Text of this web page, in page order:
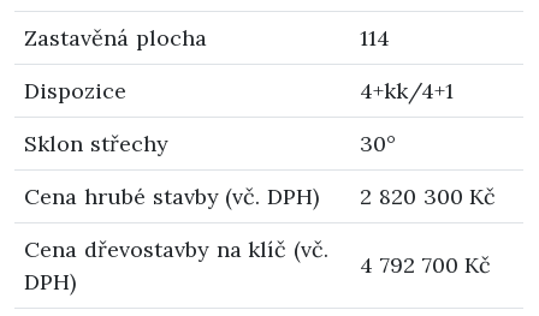
Zastavěná plocha
114
Dispozice
4+kk/4+1
Sklon střechy
30°
Cena hrubé stavby (vč. DPH)
2 820 300 Kč
Cena dřevostavby na klíč (vč.
DPH)
4 792 700 Kč